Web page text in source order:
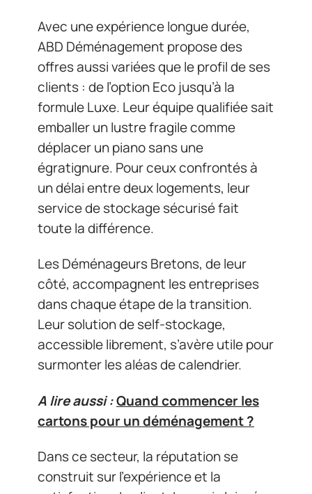
Avec une expérience longue durée,
ABD Déménagement propose des
offres aussi variées que le profil de ses
clients : de l’option Eco jusqu’à la
formule Luxe. Leur équipe qualifiée sait
emballer un lustre fragile comme
déplacer un piano sans une
égratignure. Pour ceux confrontés à
un délai entre deux logements, leur
service de stockage sécurisé fait
toute la différence.
Les Déménageurs Bretons, de leur
côté, accompagnent les entreprises
dans chaque étape de la transition.
Leur solution de self-stockage,
accessible librement, s’avère utile pour
surmonter les aléas de calendrier.
A lire aussi :Quand commencer les
cartons pour un déménagement ?
Dans ce secteur, la réputation se
construit sur l’expérience et la